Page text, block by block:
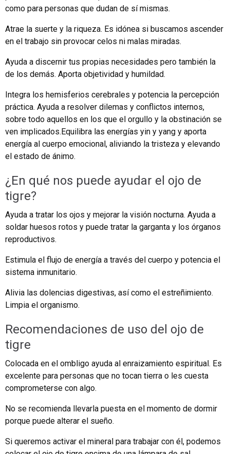
como para personas que dudan de sí mismas.
Atrae la suerte y la riqueza. Es idónea si buscamos ascender
en el trabajo sin provocar celos ni malas miradas.
Ayuda a discernir tus propias necesidades pero también la
de los demás. Aporta objetividad y humildad.
Integra los hemisferios cerebrales y potencia la percepción
práctica. Ayuda a resolver dilemas y conflictos internos,
sobre todo aquellos en los que el orgullo y la obstinación se
ven implicados.Equilibra las energías yin y yang y aporta
energía al cuerpo emocional, aliviando la tristeza y elevando
el estado de ánimo.
¿En qué nos puede ayudar el ojo de
tigre?
Ayuda a tratar los ojos y mejorar la visión nocturna. Ayuda a
soldar huesos rotos y puede tratar la garganta y los órganos
reproductivos.
Estimula el flujo de energía a través del cuerpo y potencia el
sistema inmunitario.
Alivia las dolencias digestivas, así como el estreñimiento.
Limpia el organismo.
Recomendaciones de uso del ojo de
tigre
Colocada en el ombligo ayuda al enraizamiento espiritual. Es
excelente para personas que no tocan tierra o les cuesta
comprometerse con algo.
No se recomienda llevarla puesta en el momento de dormir
porque puede alterar el sueño.
Si queremos activar el mineral para trabajar con él, podemos